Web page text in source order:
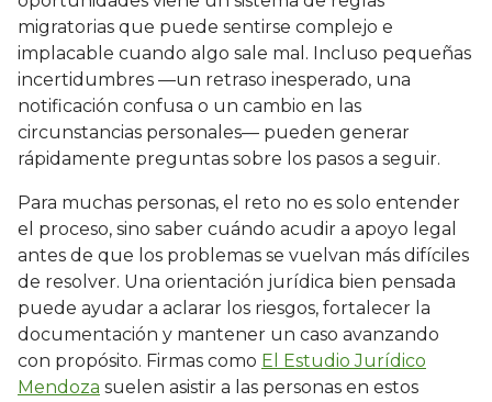
migratorias que puede sentirse complejo e
implacable cuando algo sale mal. Incluso pequeñas
incertidumbres —un retraso inesperado, una
notificación confusa o un cambio en las
circunstancias personales— pueden generar
rápidamente preguntas sobre los pasos a seguir.
Para muchas personas, el reto no es solo entender
el proceso, sino saber cuándo acudir a apoyo legal
antes de que los problemas se vuelvan más difíciles
de resolver. Una orientación jurídica bien pensada
puede ayudar a aclarar los riesgos, fortalecer la
documentación y mantener un caso avanzando
con propósito. Firmas como El Estudio Jurídico
Mendoza suelen asistir a las personas en estos